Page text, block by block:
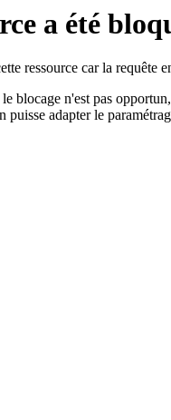
a été
ressource car la requête
blocage n'est pas
adapter le